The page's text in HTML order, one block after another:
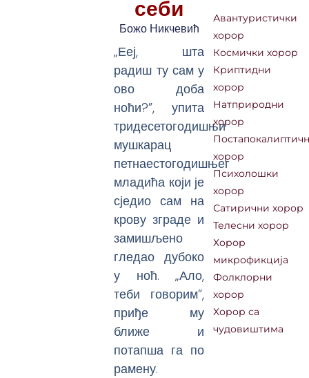
себи
Божо Никчевић
„Ееј, шта
радиш ту сам у
ово доба
ноћи?”, упита
тридесетогодишњи
мушкарац
петнаестогодишњег
младића који је
сједио сам на
крову зграде и
замишљено
гледао дубоко
у ноћ. „Ало,
теби говорим”,
приђе му
ближе и
потапша га по
рамену.
Авантуристички
хорор
Космички хорор
Криптидни
хорор
Натприродни
хорор
хорор
Психолошки
хорор
Сатирични хорор
Телесни хорор
Хорор
микрофикција
Фолклорни
хорор
Хорор са
чудовиштима